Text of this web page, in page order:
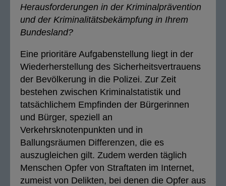
Herausforderungen in der Kriminalprävention
und der Kriminalitätsbekämpfung in Ihrem
Bundesland?
Eine prioritäre Aufgabenstellung liegt in der
Wiederherstellung des Sicherheitsvertrauens
der Bevölkerung in die Polizei. Zur Zeit
bestehen zwischen Kriminalstatistik und
tatsächlichem Empfinden der Bürgerinnen
und Bürger, speziell an
Verkehrsknotenpunkten und in
Ballungsräumen Differenzen, die es
auszugleichen gilt. Zudem werden täglich
Menschen Opfer von Straftaten im Internet,
zumeist von Delikten, bei denen die Opfer aus